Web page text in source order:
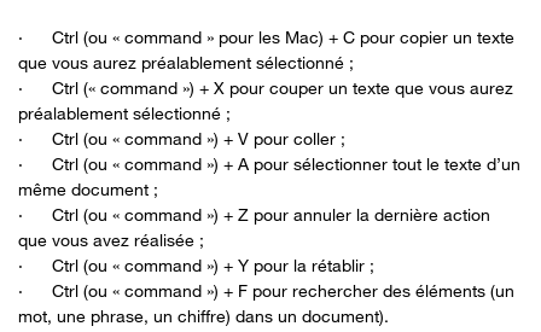
· Ctrl (ou « command » pour les Mac) + C pour copier un texte
que vous aurez préalablement sélectionné ;
· Ctrl (« command ») + X pour couper un texte que vous aurez
préalablement sélectionné ;
· Ctrl (ou « command ») + V pour coller ;
· Ctrl (ou « command ») + A pour sélectionner tout le texte d’un
même document ;
· Ctrl (ou « command ») + Z pour annuler la dernière action
que vous avez réalisée ;
· Ctrl (ou « command ») + Y pour la rétablir ;
· Ctrl (ou « command ») + F pour rechercher des éléments (un
mot, une phrase, un chiffre) dans un document).